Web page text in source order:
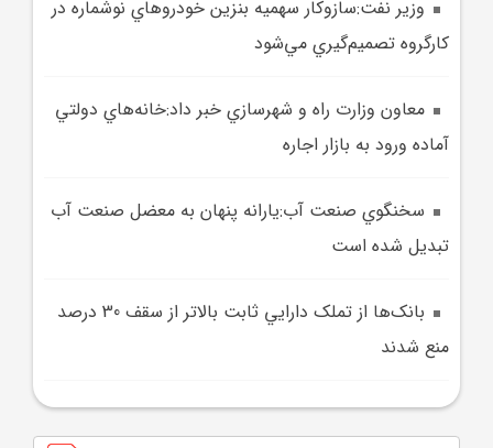
وزير نفت:سازوکار سهميه بنزين خودروهاي نوشماره در
کارگروه تصميم‌گيري مي‌شود
معاون وزارت راه و شهرسازي خبر داد:خانه‌هاي دولتي
آماده ورود به بازار اجاره
سخنگوي صنعت آب:يارانه پنهان به معضل صنعت آب
تبديل شده است
بانک‌ها از تملک دارايي ثابت بالاتر از سقف 30 درصد
منع شدند